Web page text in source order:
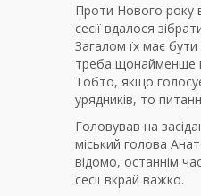
Проти Нового року
сесії вдалося
Загалом їх має
треба щонайменше
Тобто, якщо
урядників, то
Головував на
міський голова
відомо, останнім
сесії вкрай важко.